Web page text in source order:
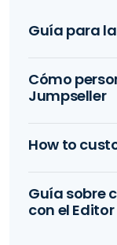
Guía para
Cómo
Jumpseller
How to
Guía sobre
con el